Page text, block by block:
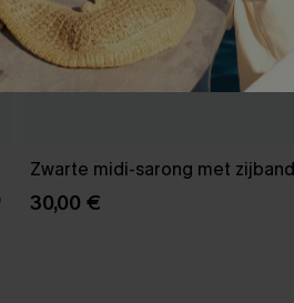
Zwarte midi-sarong met zijband
30,00 €